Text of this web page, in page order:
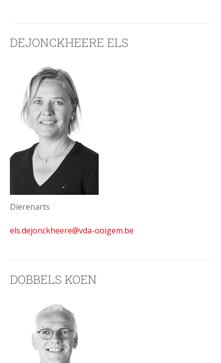
DEJONCKHEERE ELS
Dierenarts
els.dejonckheere@vda-ooigem.be
DOBBELS KOEN